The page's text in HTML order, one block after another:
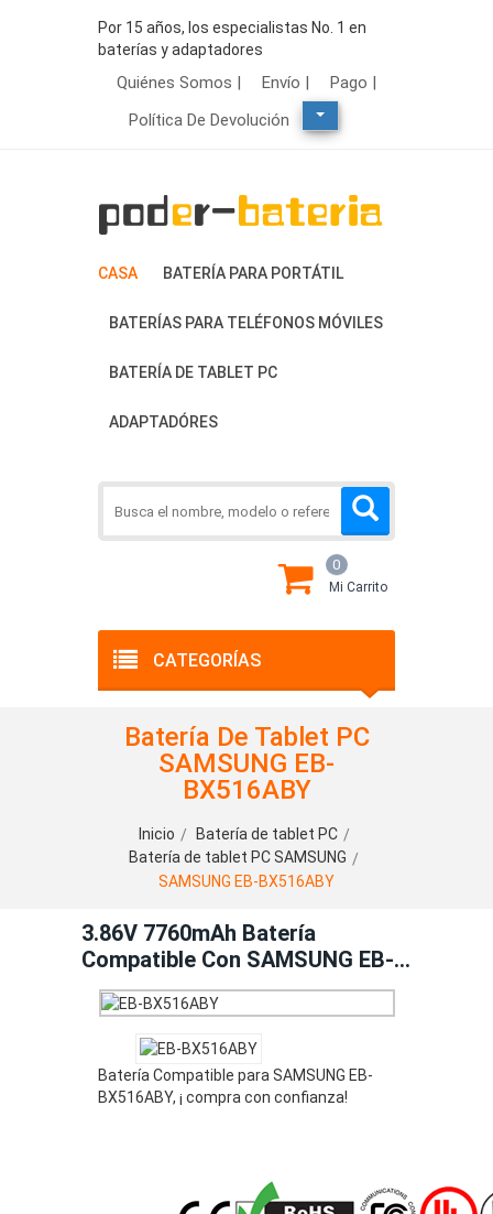
Por 15 años, los especialistas No. 1 en
baterías y adaptadores
Quiénes Somos | Envío |
Pago |
Política De Devolución
CASA BATERÍA PARA PORTÁTIL
BATERÍAS PARA TELÉFONOS MÓVILES
BATERÍA DE TABLET PC
ADAPTADÓRES
CATEGORÍAS
0
Mi Carrito
Batería De Tablet PC
SAMSUNG EB-
BX516ABY
Inicio
Batería de tablet PC
Batería de tablet PC SAMSUNG
SAMSUNG EB-BX516ABY
3.86V 7760mAh Batería
Compatible Con SAMSUNG EB-
BX516ABY
Batería Compatible para SAMSUNG EB-
BX516ABY, ¡ compra con confianza!